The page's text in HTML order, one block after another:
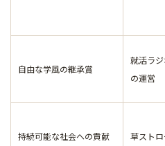
自由な学風の継承賞
就活ラジ
の運営
持続可能な社会への貢献
草スト